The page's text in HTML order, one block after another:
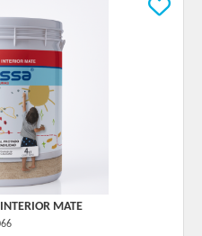
MATE